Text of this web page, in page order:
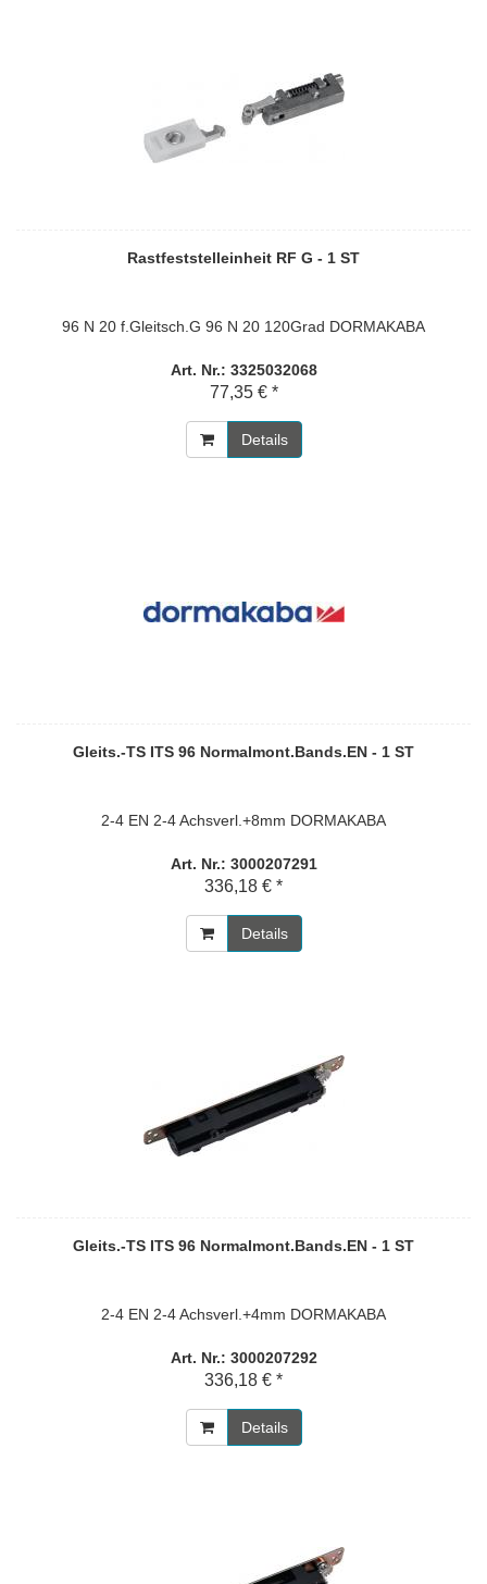
Rastfeststelleinheit RF G - 1 ST
96 N 20 f.Gleitsch.G 96 N 20 120Grad DORMAKABA
Art. Nr.: 3325032068
77,35 € *
Details
Gleits.-TS ITS 96 Normalmont.Bands.EN - 1 ST
2-4 EN 2-4 Achsverl.+8mm DORMAKABA
Art. Nr.: 3000207291
336,18 € *
Details
Gleits.-TS ITS 96 Normalmont.Bands.EN - 1 ST
2-4 EN 2-4 Achsverl.+4mm DORMAKABA
Art. Nr.: 3000207292
336,18 € *
Details